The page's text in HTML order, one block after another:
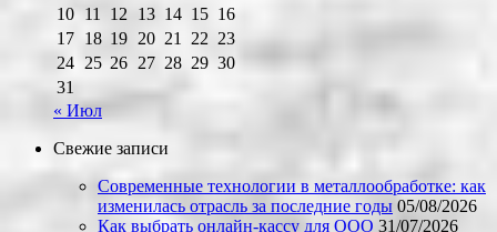
10 11 12 13 14 15 16
17 18 19 20 21 22 23
24 25 26 27 28 29 30
31
« Июл
Свежие записи
Современные технологии в металлообработке: как
изменилась отрасль за последние годы 05/08/2026
Как выбрать онлайн-кассу для ООО 31/07/2026